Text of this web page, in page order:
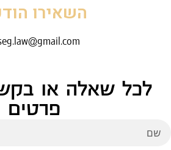
השאירו
לכל שאלה או
פרטים